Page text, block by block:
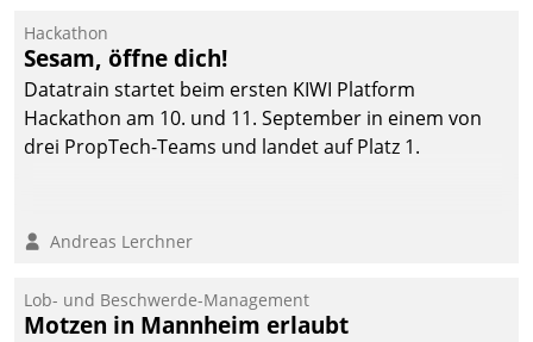
Hackathon
Sesam, öffne dich!
Datatrain startet beim ersten KIWI Platform
Hackathon am 10. und 11. September in einem von
drei PropTech-Teams und landet auf Platz 1.
Andreas Lerchner
Lob- und Beschwerde-Management
Motzen in Mannheim erlaubt